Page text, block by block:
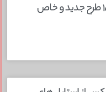
تزئین پلو مجلسی شیک؛ ۱۵ طرح جدید و خاص